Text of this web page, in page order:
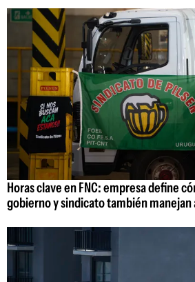
Horas clave en FNC: empresa define
gobierno y sindicato también